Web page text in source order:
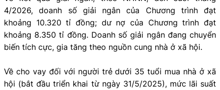
4/2026, doanh số giải ngân của Chương trình đạt
khoảng 10.320 tỉ đồng; dư nợ của Chương trình đạt
khoảng 8.350 tỉ đồng. Doanh số giải ngân đang chuyển
biến tích cực, gia tăng theo nguồn cung nhà ở xã hội.
Về cho vay đối với người trẻ dưới 35 tuổi mua nhà ở xã
hội (bắt đầu triển khai từ ngày 31/5/2025), mức lãi suất